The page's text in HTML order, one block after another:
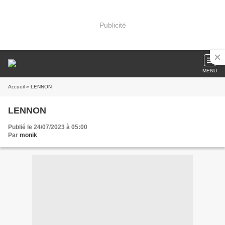
Publicité
MENU
Accueil » LENNON
LENNON
Publié le 24/07/2023 à 05:00
Par monik